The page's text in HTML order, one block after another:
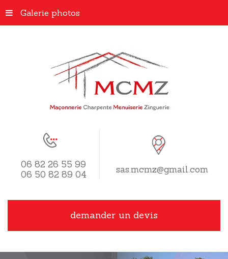
06 82 26 55 99
06 50 82 89 04
sas.mcmz@gmail.com
demander un devis
Galerie photos